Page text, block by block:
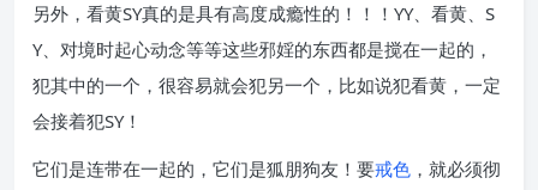
另外，看黄SY真的是具有高度成瘾性的！！！YY、看黄、S
Y、对境时起心动念等等这些邪婬的东西都是搅在一起的，
犯其中的一个，很容易就会犯另一个，比如说犯看黄，一定
会接着犯SY！
它们是连带在一起的，它们是狐朋狗友！要戒色 ，就必须彻